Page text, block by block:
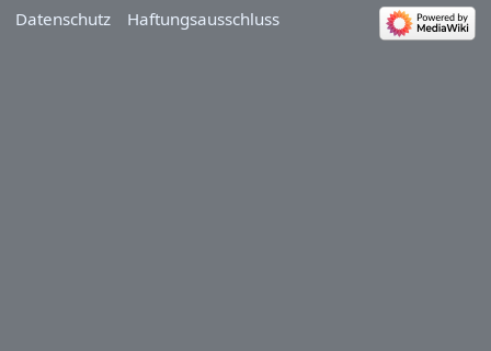
Datenschutz Haftungsausschluss